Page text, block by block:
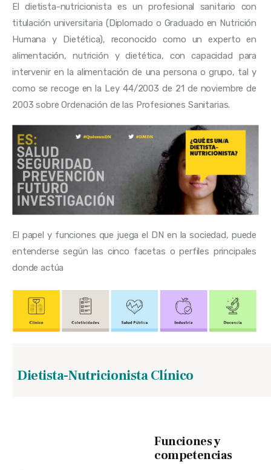
El dietista-nutricionista es un profesional sanitario con
titulación universitaria (Diplomado o Graduado en Nutrición
Humana y Dietética), reconocido como un experto en
alimentación, nutrición y dietética, con capacidad para
intervenir en la alimentación de una persona o grupo, tal y
como se recoge en la Ley 44/2003 de 21 de noviembre de
2003 sobre Ordenación de las Profesiones Sanitarias.
El papel y funciones que juega el DN en la sociedad, puede
entenderse según las cinco facetas o perfiles principales
donde actúa
Dietista-Nutricionista Clínico
Funciones y
competencias